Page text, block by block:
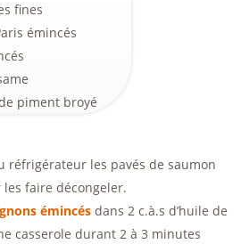
fines
émincés
piment broyé
réfrigérateur les pavés de saumon
les faire décongeler.
émincés dans 2 c.à.s d’huile de
casserole durant 2 à 3 minutes